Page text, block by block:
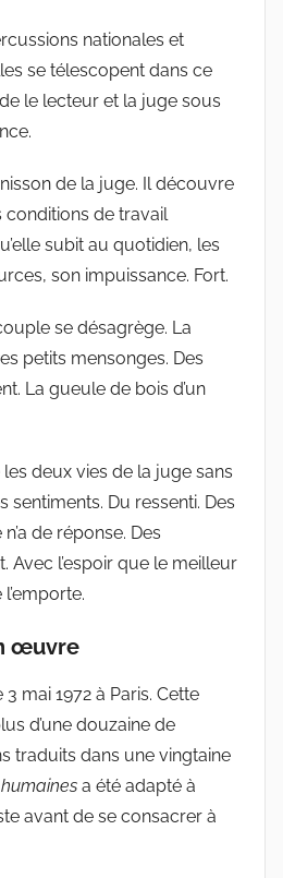
nationales et
se télescopent dans ce
le lecteur et la juge sous
de la juge. Il découvre
conditions de travail
subit au quotidien, les
son impuissance. Fort.
se désagrège. La
petits mensonges. Des
La gueule de bois d’un
deux vies de la juge sans
sentiments. Du ressenti. Des
de réponse. Des
Avec l’espoir que le meilleur
œuvre
mai 1972 à Paris. Cette
d’une douzaine de
traduits dans une vingtaine
a été adapté à
avant de se consacrer à